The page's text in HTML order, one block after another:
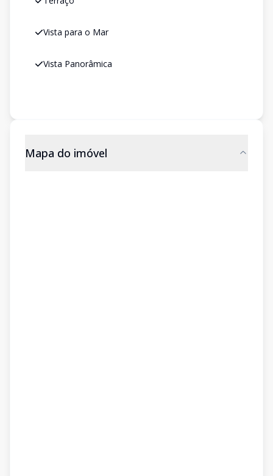
Vista para o Mar
Vista Panorâmica
Mapa do imóvel